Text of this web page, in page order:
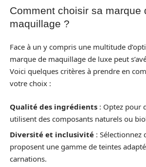
Comment choisir sa marque
maquillage ?
Face à un y compris une multitude
marque de maquillage de luxe peut
Voici quelques critères à prendre en
votre choix :
Qualité des ingrédients : Optez pour
utilisent des composants naturels ou
Diversité et inclusivité : Sélectionnez
proposent une gamme de teintes
carnations.